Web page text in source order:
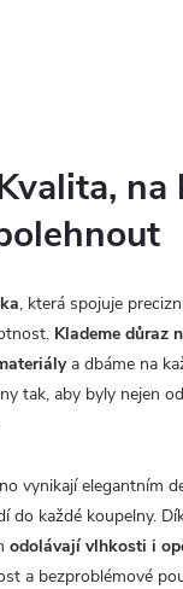
na
, která spojuje
Klademe důraz
a dbáme na
tak, aby byly nejen
vynikají elegantním
do každé koupelny.
odolávají vlhkosti i
a bezproblémové